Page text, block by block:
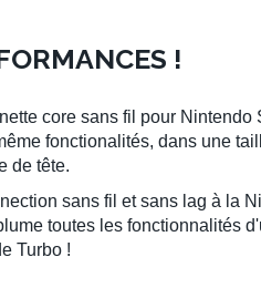
!
core sans fil pour Nintendo
fonctionalités, dans une
de tête.
sans fil et sans lag à la
toutes les fonctionnalités
Turbo !